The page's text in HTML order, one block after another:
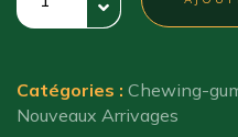
de
Chicza
Sauvage
Catégories : Chewing-
Nouveaux Arrivages